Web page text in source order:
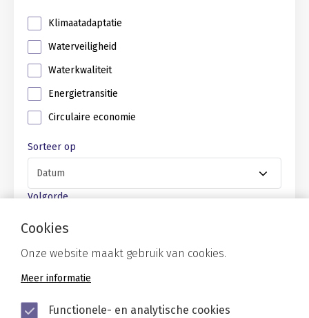
Klimaatadaptatie
Waterveiligheid
Waterkwaliteit
Energietransitie
Circulaire economie
Sorteer op
Volgorde
Cookies
Onze website maakt gebruik van cookies.
Meer informatie
Functionele- en analytische cookies